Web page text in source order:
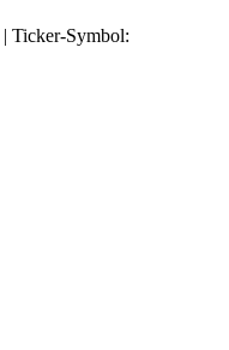
| Ticker-Symbol: